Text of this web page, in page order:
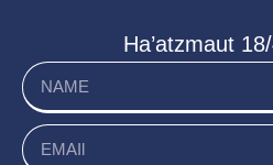
Ha’atzmaut